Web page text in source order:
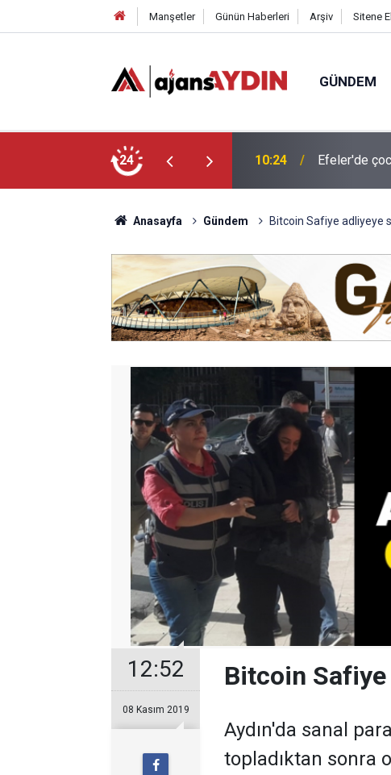
Manşetler Günün Haberleri Arşiv Sitene
GÜNDEM
24
düşünmeyi öğreniyor 09:36 Aydın’da
Anasayfa Gündem Bitcoin Safiye adliyeye
12:52
08 Kasım 2019
Bitcoin
Aydın'da sanal
topladıktan sonra